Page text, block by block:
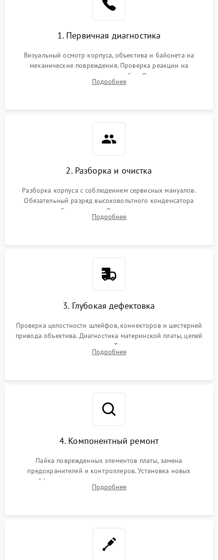
1. Первичная диагностика
Визуальный осмотр корпуса, объектива и байонета на
механические повреждения. Проверка реакции на
включение, считывание кодов ошибок. Оценка состояния
матрицы и затвора, проверка работы автофокуса и вспышки.
Подробнее
2. Разборка и очистка
Разборка корпуса с соблюдением сервисных мануалов.
Обязательный разряд высоковольтного конденсатора
вспышки для безопасности. Очистка внутренних узлов от
пыли, песка и следов влаги с помощью спецсредств.
Подробнее
3. Глубокая дефектовка
Проверка целостности шлейфов, коннекторов и шестерней
привода объектива. Диагностика материнской платы, цепей
питания и картоприемника. Тестирование механизма
затвора и блока внутрикамерной стабилизации.
Подробнее
4. Компонентный ремонт
Пайка поврежденных элементов платы, замена
предохранителей и контроллеров. Установка новых
шлейфов, дисплея, механизма затвора или двигателя
автофокуса. Восстановление геометрии тубуса объектива
Подробнее